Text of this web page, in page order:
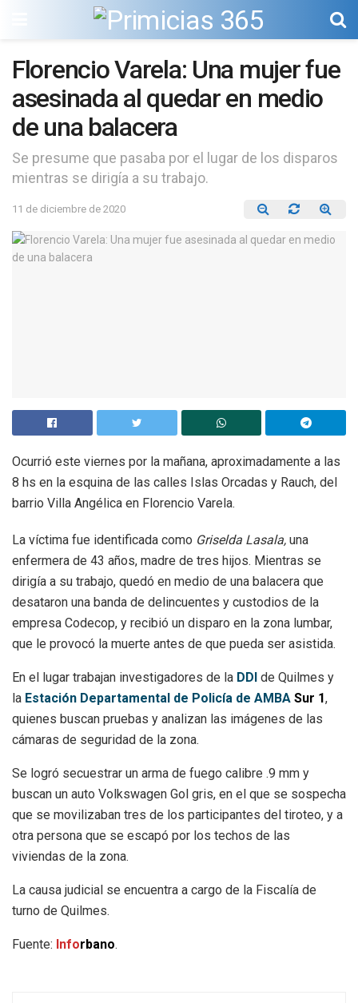
Florencio Varela: Una mujer fue
asesinada al quedar en medio
de una balacera
Se presume que pasaba por el lugar de los disparos
mientras se dirigía a su trabajo.
11 de diciembre de 2020
Ocurrió este viernes por la mañana, aproximadamente a las
8 hs en la esquina de las calles Islas Orcadas y Rauch, del
barrio Villa Angélica en Florencio Varela.
La víctima fue identificada como Griselda Lasala, una
enfermera de 43 años, madre de tres hijos. Mientras se
dirigía a su trabajo, quedó en medio de una balacera que
desataron una banda de delincuentes y custodios de la
empresa Codecop, y recibió un disparo en la zona lumbar,
que le provocó la muerte antes de que pueda ser asistida.
En el lugar trabajan investigadores de la DDI de Quilmes y
la Estación Departamental de Policía de AMBA Sur 1,
quienes buscan pruebas y analizan las imágenes de las
cámaras de seguridad de la zona.
Se logró secuestrar un arma de fuego calibre .9 mm y
buscan un auto Volkswagen Gol gris, en el que se sospecha
que se movilizaban tres de los participantes del tiroteo, y a
otra persona que se escapó por los techos de las
viviendas de la zona.
La causa judicial se encuentra a cargo de la Fiscalía de
turno de Quilmes.
Fuente: Inforbano.